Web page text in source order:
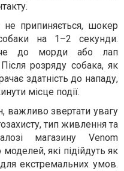
припиняється, шокер
на 1–2 секунди.
до морди або лап
розряду собака, як
здатність до нападу,
місце події.
важливо звертати увагу
тип живлення та
магазину Venom
які підійдуть як
екстремальних умов.